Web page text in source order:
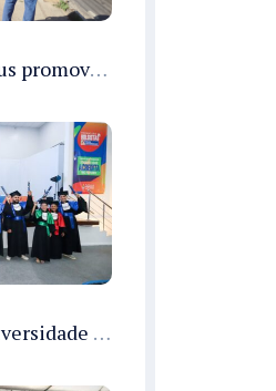
Prefeitura de Manaus promove demolição administrativa de cinco estruturas que ocupavam calçada pública
Programa Bolsa Universidade entrega certificados a formandos em Manaus na sede do Executivo municipal